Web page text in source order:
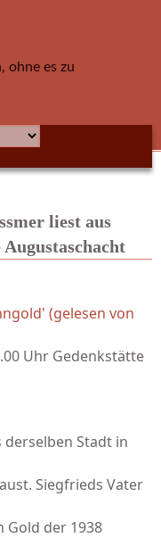
ohne es zu
liest aus
(gelesen von
Uhr Gedenkstätte
Stadt in
Siegfrieds Vater
Gold der 1938